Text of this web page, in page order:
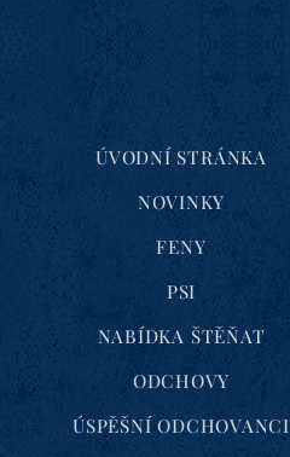
ÚVODNÍ STRÁNKA
NOVINKY
FENY
PSI
NABÍDKA ŠTĚŇAT
ODCHOVY
ÚSPĚŠNÍ ODCHOVANCI